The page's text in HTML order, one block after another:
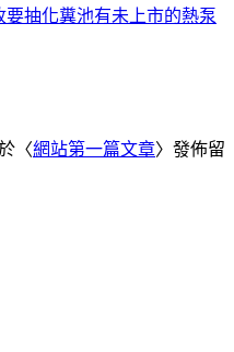
抽化糞池有未上市的熱泵
〈網站第一篇文章〉發佈留